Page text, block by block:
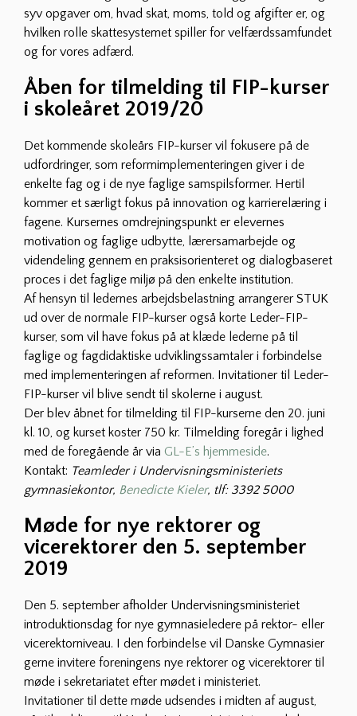
syv opgaver om, hvad skat, moms, told og afgifter er, og
hvilken rolle skattesystemet spiller for velfærdssamfundet
og for vores adfærd.
Åben for tilmelding til FIP-kurser
i skoleåret 2019/20
Det kommende skoleårs FIP-kurser vil fokusere på de
udfordringer, som reformimplementeringen giver i de
enkelte fag og i de nye faglige samspilsformer. Hertil
kommer et særligt fokus på innovation og karrierelæring i
fagene. Kursernes omdrejningspunkt er elevernes
motivation og faglige udbytte, lærersamarbejde og
videndeling gennem en praksisorienteret og dialogbaseret
proces i det faglige miljø på den enkelte institution.
Af hensyn til ledernes arbejdsbelastning arrangerer STUK
ud over de normale FIP-kurser også korte Leder-FIP-
kurser, som vil have fokus på at klæde lederne på til
faglige og fagdidaktiske udviklingssamtaler i forbindelse
med implementeringen af reformen. Invitationer til Leder-
FIP-kurser vil blive sendt til skolerne i august.
Der blev åbnet for tilmelding til FIP-kurserne den 20. juni
kl. 10, og kurset koster 750 kr. Tilmelding foregår i lighed
med de foregående år via GL-E’s hjemmeside.
Kontakt: Teamleder i Undervisningsministeriets
gymnasiekontor, Benedicte Kieler, tlf: 3392 5000
Møde for nye rektorer og
vicerektorer den 5. september
2019
Den 5. september afholder Undervisningsministeriet
introduktionsdag for nye gymnasieledere på rektor- eller
vicerektorniveau. I den forbindelse vil Danske Gymnasier
gerne invitere foreningens nye rektorer og vicerektorer til
møde i sekretariatet efter mødet i ministeriet.
Invitationer til dette møde udsendes i midten af august,